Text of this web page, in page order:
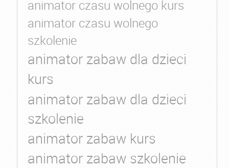
animator czasu wolnego kurs
animator czasu wolnego
szkolenie
animator zabaw dla dzieci
kurs
animator zabaw dla dzieci
szkolenie
animator zabaw kurs
animator zabaw szkolenie